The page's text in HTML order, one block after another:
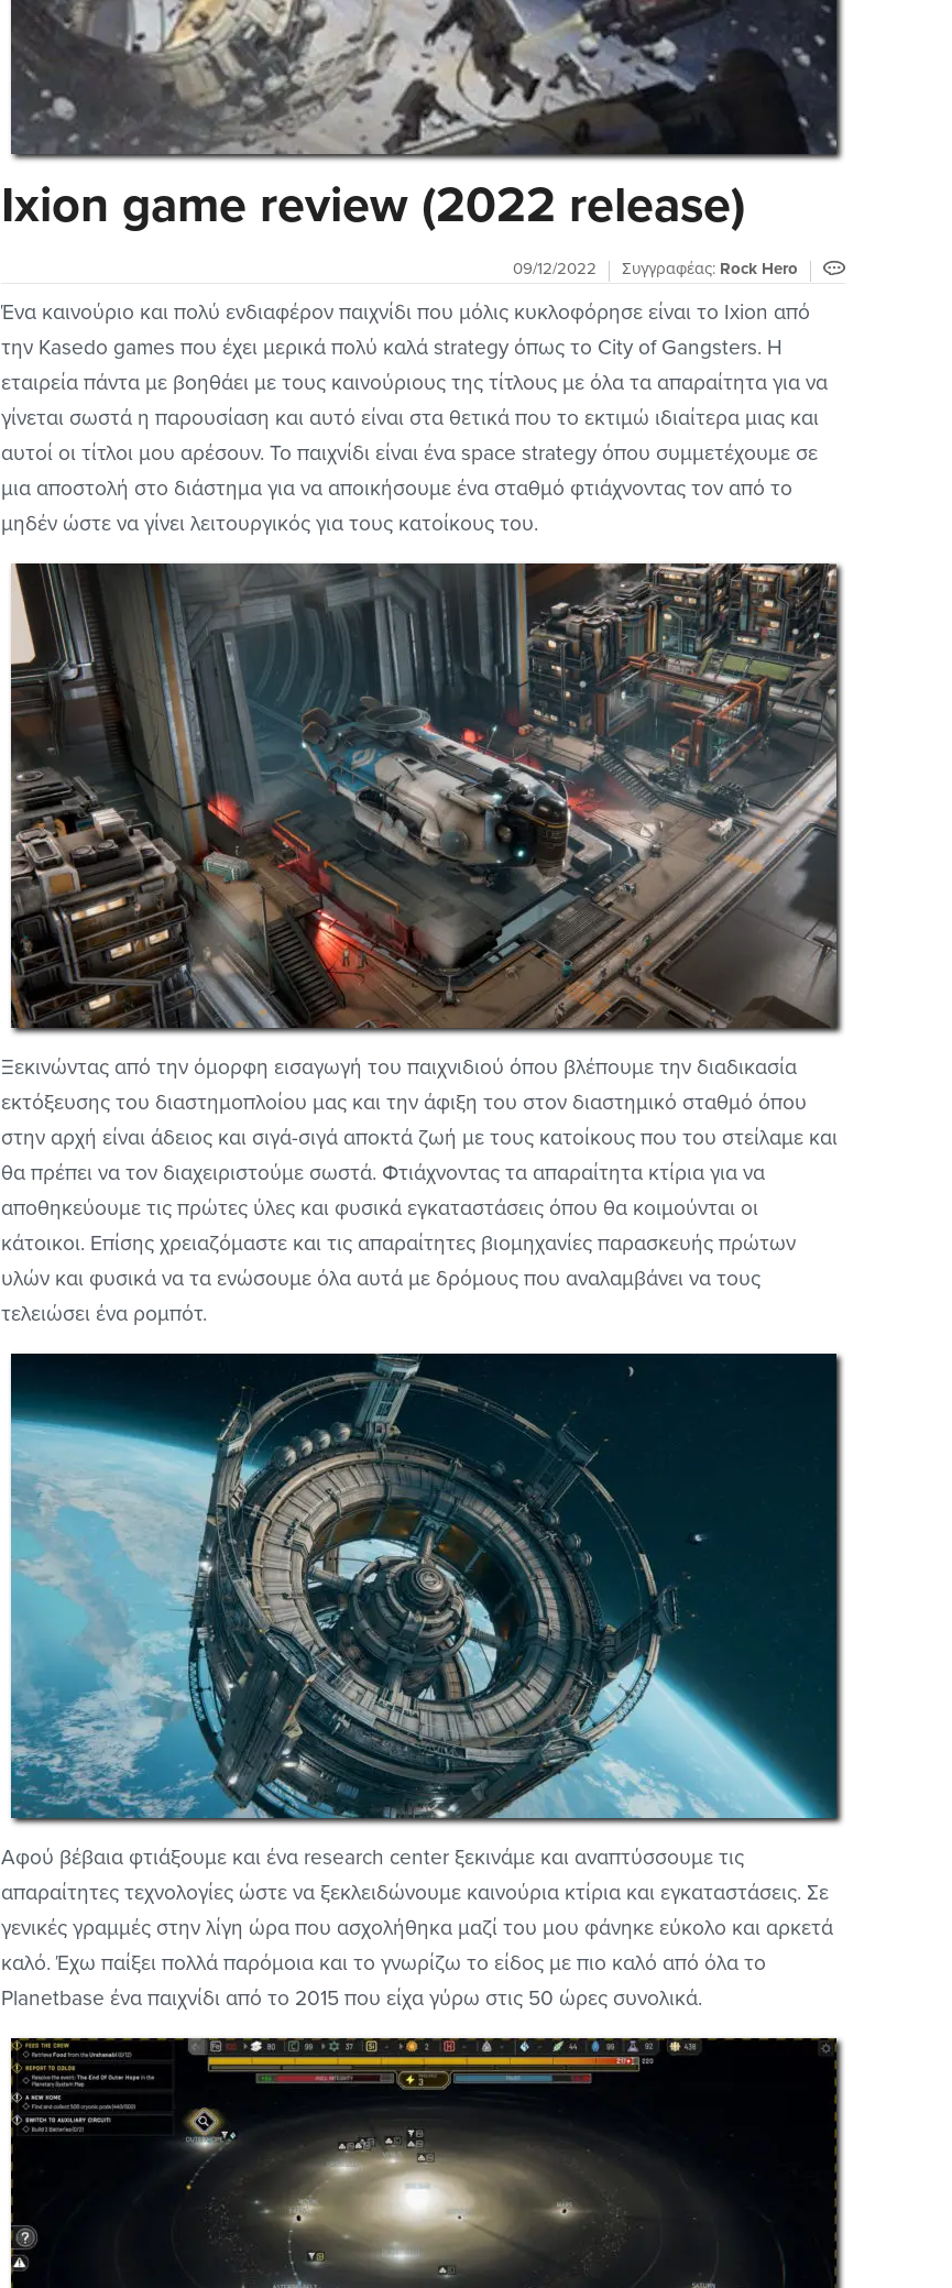
Ixion game review (2022 release)
09/12/2022 Συγγραφέας: Rock Hero
Ένα καινούριο και πολύ ενδιαφέρον παιχνίδι που μόλις κυκλοφόρησε είναι το Ixion από
την Kasedo games που έχει μερικά πολύ καλά strategy όπως το City of Gangsters. Η
εταιρεία πάντα με βοηθάει με τους καινούριους της τίτλους με όλα τα απαραίτητα για να
γίνεται σωστά η παρουσίαση και αυτό είναι στα θετικά που το εκτιμώ ιδιαίτερα μιας και
αυτοί οι τίτλοι μου αρέσουν. Το παιχνίδι είναι ένα space strategy όπου συμμετέχουμε σε
μια αποστολή στο διάστημα για να αποικήσουμε ένα σταθμό φτιάχνοντας τον από το
μηδέν ώστε να γίνει λειτουργικός για τους κατοίκους του.
Ξεκινώντας από την όμορφη εισαγωγή του παιχνιδιού όπου βλέπουμε την διαδικασία
εκτόξευσης του διαστημοπλοίου μας και την άφιξη του στον διαστημικό σταθμό όπου
στην αρχή είναι άδειος και σιγά-σιγά αποκτά ζωή με τους κατοίκους που του στείλαμε και
θα πρέπει να τον διαχειριστούμε σωστά. Φτιάχνοντας τα απαραίτητα κτίρια για να
αποθηκεύουμε τις πρώτες ύλες και φυσικά εγκαταστάσεις όπου θα κοιμούνται οι
κάτοικοι. Επίσης χρειαζόμαστε και τις απαραίτητες βιομηχανίες παρασκευής πρώτων
υλών και φυσικά να τα ενώσουμε όλα αυτά με δρόμους που αναλαμβάνει να τους
τελειώσει ένα ρομπότ.
Αφού βέβαια φτιάξουμε και ένα research center ξεκινάμε και αναπτύσσουμε τις
απαραίτητες τεχνολογίες ώστε να ξεκλειδώνουμε καινούρια κτίρια και εγκαταστάσεις. Σε
γενικές γραμμές στην λίγη ώρα που ασχολήθηκα μαζί του μου φάνηκε εύκολο και αρκετά
καλό. Έχω παίξει πολλά παρόμοια και το γνωρίζω το είδος με πιο καλό από όλα το
Planetbase ένα παιχνίδι από το 2015 που είχα γύρω στις 50 ώρες συνολικά.